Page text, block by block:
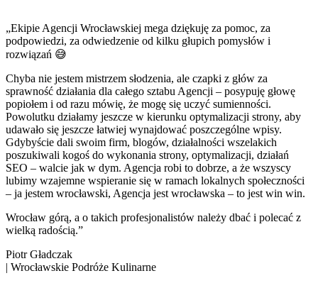
„Ekipie Agencji Wrocławskiej mega dziękuję za pomoc, za
podpowiedzi, za odwiedzenie od kilku głupich pomysłów i
rozwiązań 😅
Chyba nie jestem mistrzem słodzenia, ale czapki z głów za
sprawność działania dla całego sztabu Agencji – posypuję głowę
popiołem i od razu mówię, że mogę się uczyć sumienności.
Powolutku działamy jeszcze w kierunku optymalizacji strony, aby
udawało się jeszcze łatwiej wynajdować poszczególne wpisy.
Gdybyście dali swoim firm, blogów, działalności wszelakich
poszukiwali kogoś do wykonania strony, optymalizacji, działań
SEO – walcie jak w dym. Agencja robi to dobrze, a że wszyscy
lubimy wzajemne wspieranie się w ramach lokalnych społeczności
– ja jestem wrocławski, Agencja jest wrocławska – to jest win win.
Wrocław górą, a o takich profesjonalistów należy dbać i polecać z
wielką radością.”
Piotr Gładczak
| Wrocławskie Podróże Kulinarne